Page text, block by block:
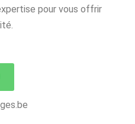
pour vous offrir